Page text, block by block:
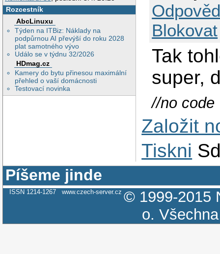
Rozcestník
AbcLinuxu
Týden na ITBiz: Náklady na
podpůrnou AI převýší do roku 2028
plat samotného vývo
Událo se v týdnu 32/2026
HDmag.cz
Kamery do bytu přinesou maximální
přehled o vaší domácnosti
Testovací novinka
Blokovat
Tak
super,
//no code
Založit
Tiskni
Píšeme jinde
ISSN 1214-1267 www.czech-server.cz © 1999-2015
o.